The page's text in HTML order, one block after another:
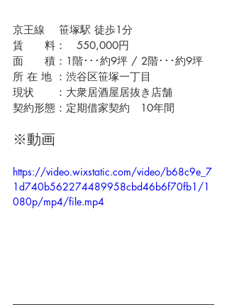
京王線 　笹塚駅 徒歩1分
賃　　料：　550,000円
面　　積：1階･･･約9坪 / 2階･･･約9坪
所 在 地 ：渋谷区笹塚一丁目
現状　　：大衆居酒屋居抜き店舗
契約形態：定期借家契約　10年間
※動画
https://video.wixstatic.com/video/b68c9e_7
1d740b562274489958cbd46b6f70fb1/1
080p/mp4/file.mp4